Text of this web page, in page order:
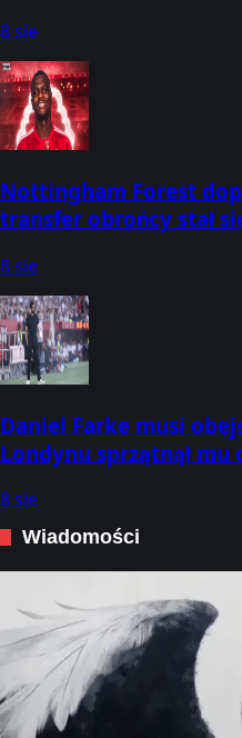
8 sie
Nottingham Forest
transfer obrońcy stał
8 sie
Daniel Farke musi
Londynu sprzątnął
8 sie